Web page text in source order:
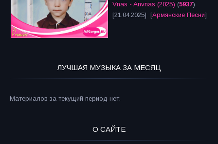
Vnas - Anvnas (2025) (5937)
[21.04.2025] [Армянские Песни]
ЛУЧШАЯ МУЗЫКА ЗА МЕСЯЦ
Материалов за текущий период нет.
О САЙТЕ